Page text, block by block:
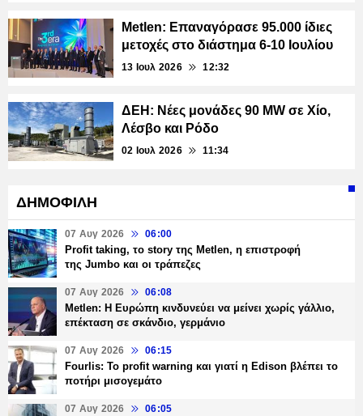
Metlen: Επαναγόρασε 95.000 ίδιες
μετοχές στο διάστημα 6-10 Ιουλίου
13 Ιουλ 2026 12:32
ΔΕΗ: Νέες μονάδες 90 MW σε Χίο,
Λέσβο και Ρόδο
02 Ιουλ 2026 11:34
ΔΗΜΟΦΙΛΗ
07 Αυγ 2026 06:00
Profit taking, το story της Metlen, η επιστροφή
της Jumbo και οι τράπεζες
07 Αυγ 2026 06:08
Metlen: Η Ευρώπη κινδυνεύει να μείνει χωρίς γάλλιο,
επέκταση σε σκάνδιο, γερμάνιο
07 Αυγ 2026 06:15
Fourlis: Το profit warning και γιατί η Edison βλέπει το
ποτήρι μισογεμάτο
07 Αυγ 2026 06:05